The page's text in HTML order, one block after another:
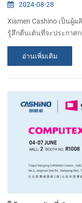
2024-08-28
Xiamen Cashino เป็นผู้
รู้สึกตื่นเต้นที่จะประกาศ
2024 อันทรงเกียรติในดู
อุตสาหกรรมการพิมพ์ เ
เชี่ยวชาญในอุตสาหกรร
นิทรรศการเทคโนโลยีที่
บริษัทต่างๆ ในการนำเส
อ่านเพิ่มเติม